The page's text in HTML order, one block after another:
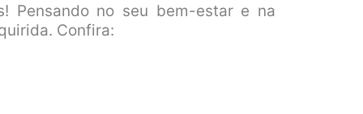
Pensando no seu bem-estar e na
Confira: